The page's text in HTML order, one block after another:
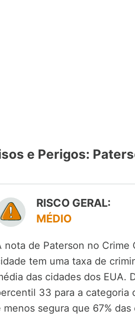
e Perigos:
RISCO GERAL:
MÉDIO
nota de Paterson no
tem uma taxa de
das cidades dos EUA.
33 para a categoria
menos segura que 67%